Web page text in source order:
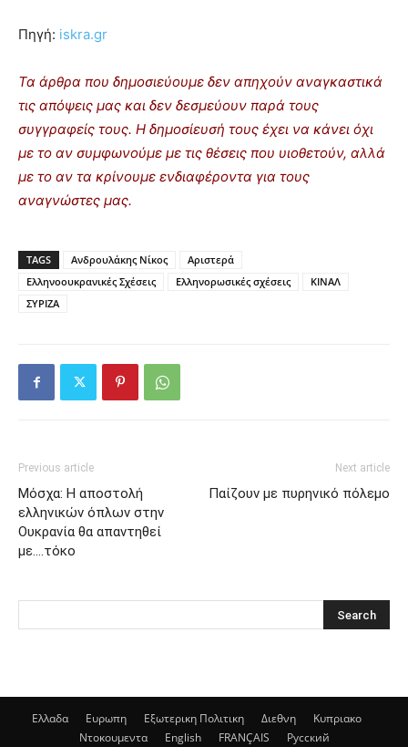
Πηγή: iskra.gr
Τα άρθρα που δημοσιεύουμε δεν απηχούν αναγκαστικά
τις απόψεις μας και δεν δεσμεύουν παρά τους
συγγραφείς τους. Η δημοσίευσή τους έχει να κάνει όχι
με το αν συμφωνούμε με τις θέσεις που υιοθετούν, αλλά
με το αν τα κρίνουμε ενδιαφέροντα για τους
αναγνώστες μας.
TAGS Ανδρουλάκης Νίκος
Αριστερά
Ελληνοουκρανικές Σχέσεις
Ελληνορωσικές σχέσεις
ΚΙΝΑΛ
ΣΥΡΙΖΑ
Previous article
Μόσχα: Η αποστολή
ελληνικών όπλων στην
Ουκρανία θα απαντηθεί
με….τόκο
Next article
Παίζουν με πυρηνικό πόλεμο
Ελλαδα Ευρωπη Εξωτερικη Πολιτικη Διεθνη
Κυπριακο
Ντοκουμεντα
English FRANÇAIS Русский